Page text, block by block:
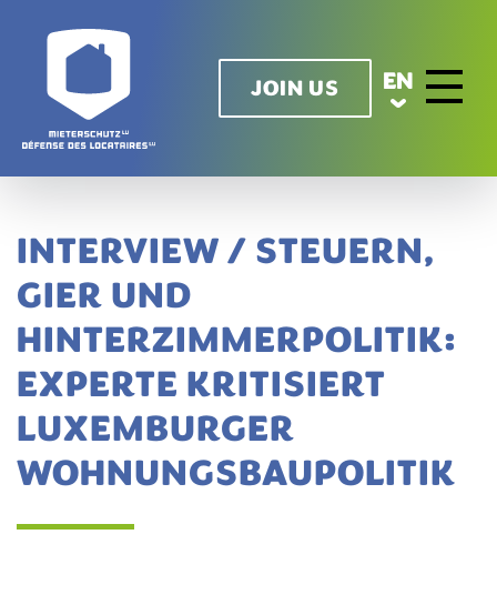
JOIN US EN
Toggle
INTERVIEW / STEUERN,
GIER UND
HINTERZIMMERPOLITIK:
EXPERTE KRITISIERT
LUXEMBURGER
WOHNUNGSBAUPOLITIK